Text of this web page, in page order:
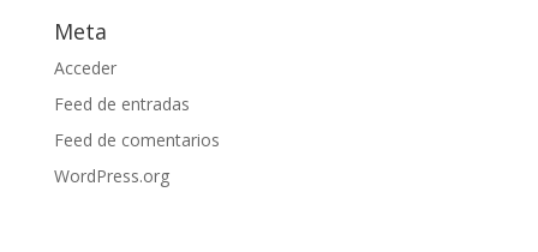
Meta
Acceder
Feed de entradas
Feed de comentarios
WordPress.org